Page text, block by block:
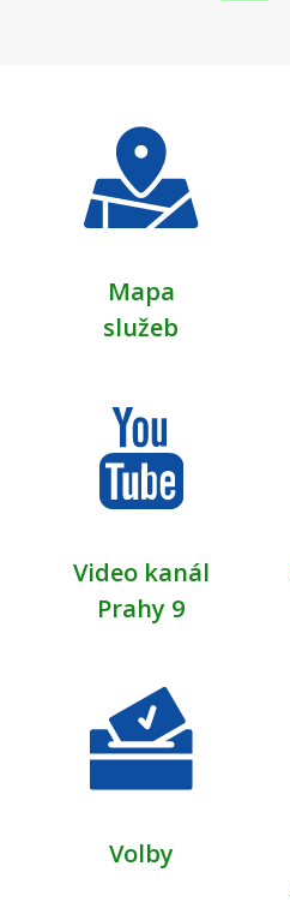
Mapa
služeb
Video kanál
Prahy 9
Volby